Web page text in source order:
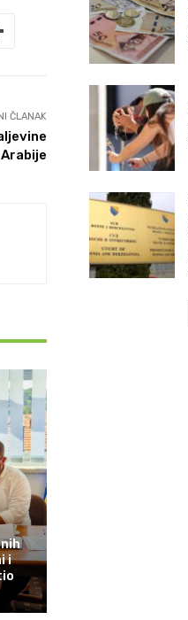
ČLANAK
i